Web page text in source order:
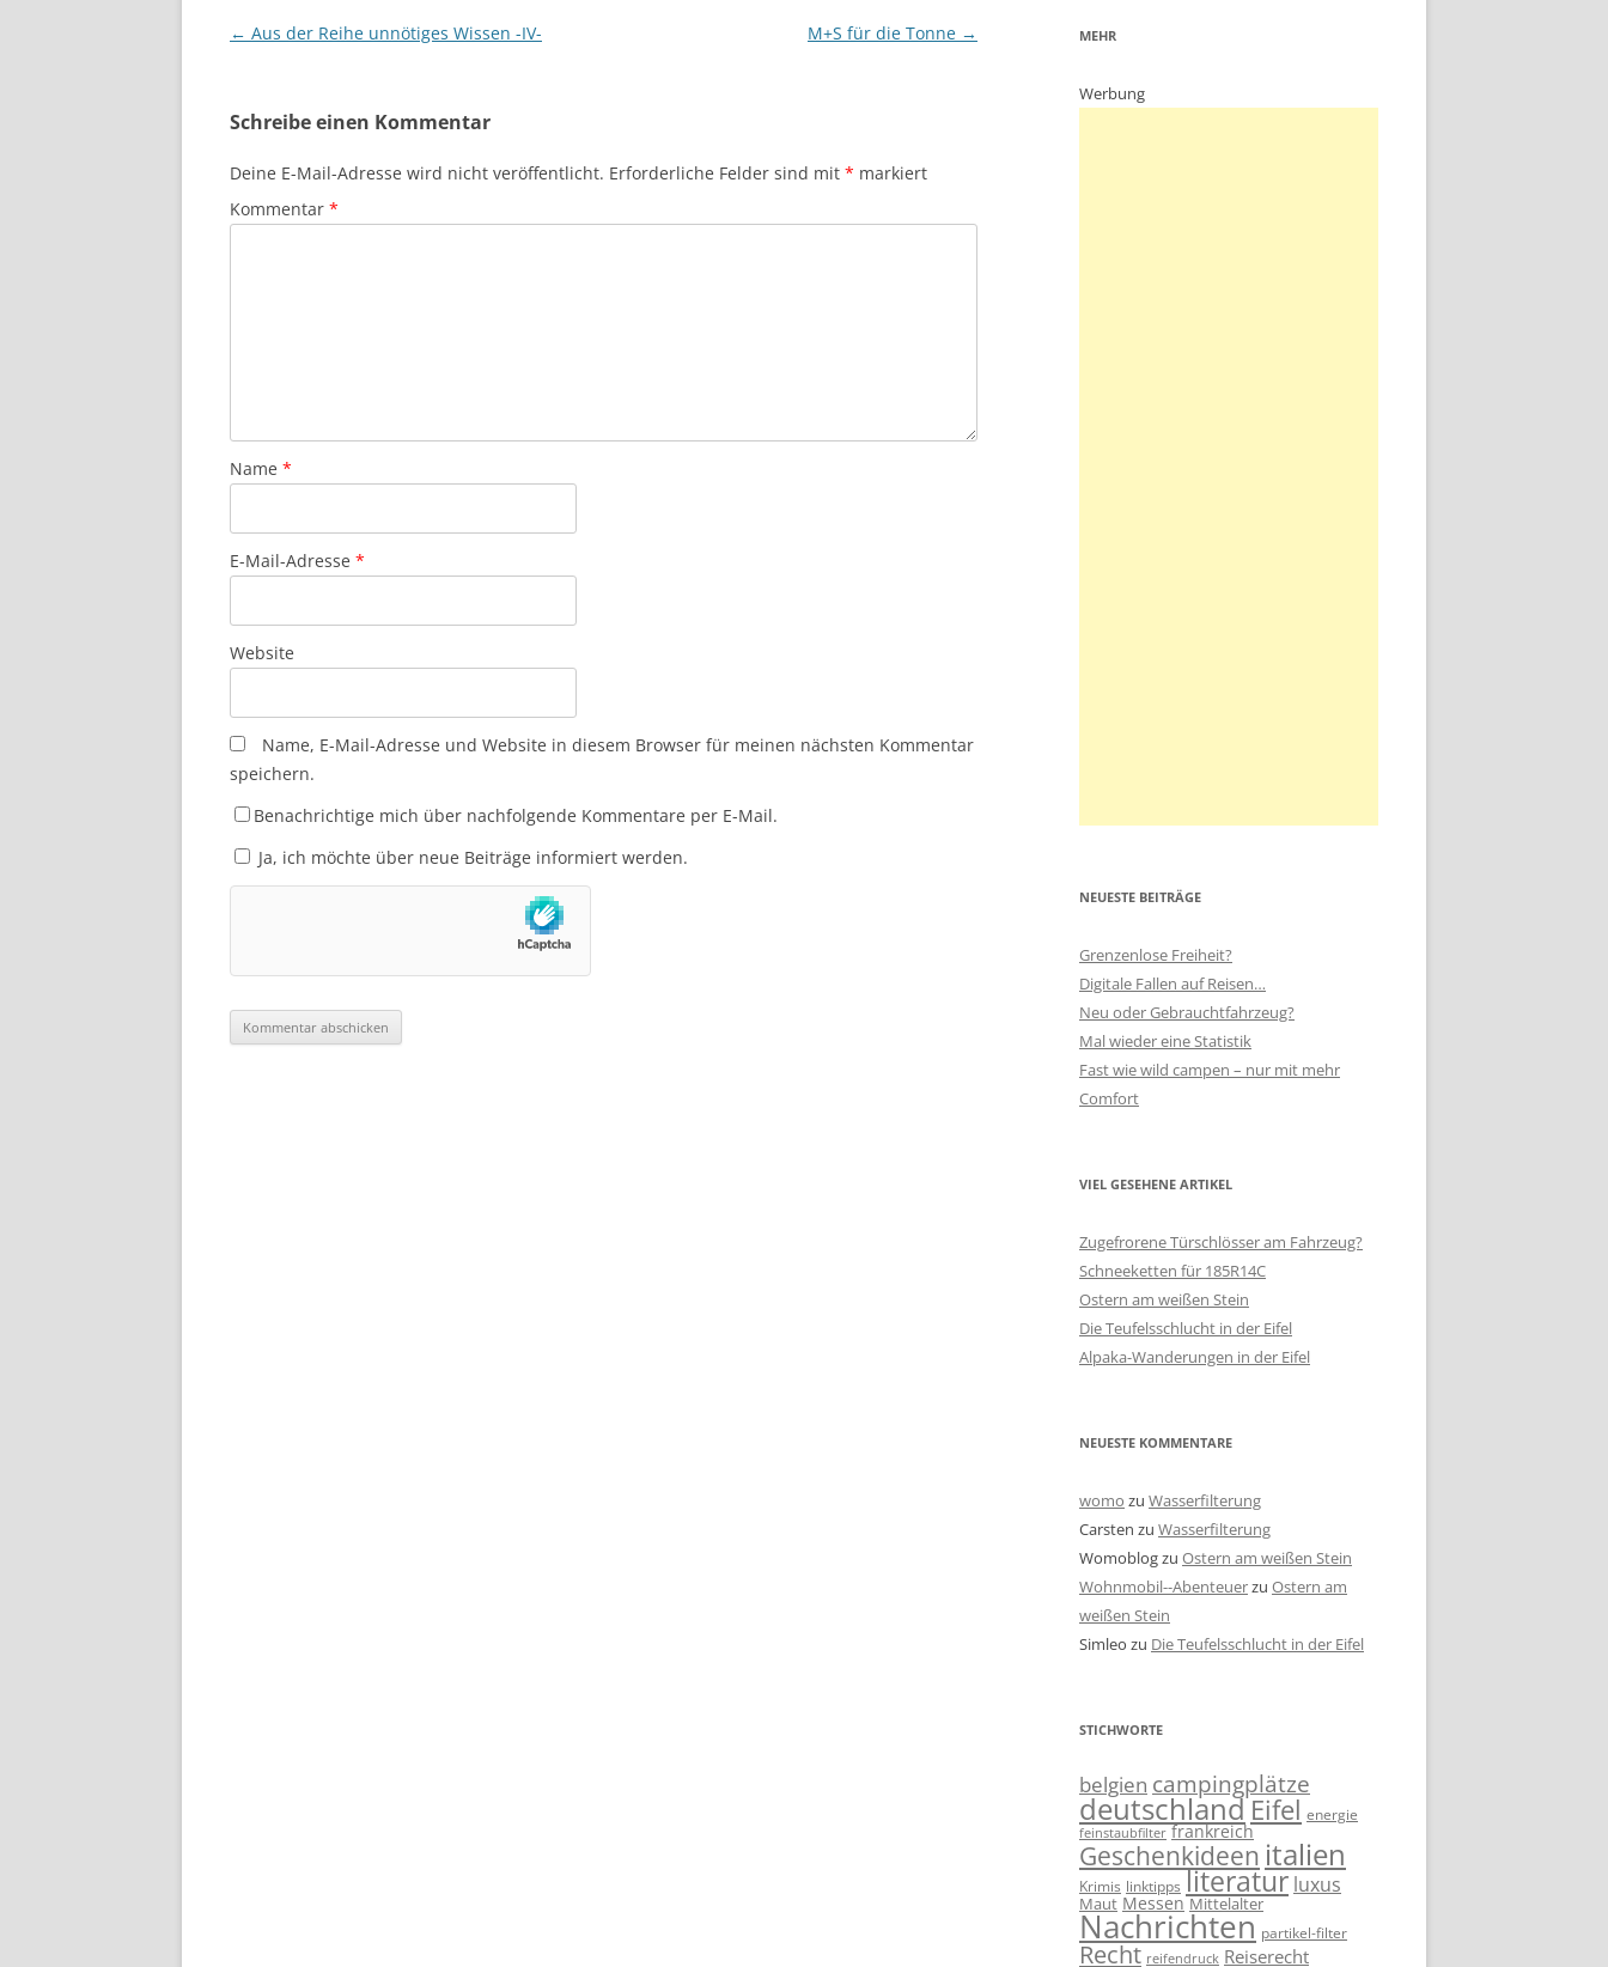
Beitragsnavigation
← Aus der Reihe unnötiges Wissen -IV- M+S für die Tonne →
Schreibe einen Kommentar
Deine E-Mail-Adresse wird nicht veröffentlicht. Erforderliche Felder sind mit * markiert
Kommentar *
Name *
E-Mail-Adresse *
Website
Name, E-Mail-Adresse und Website in diesem Browser für meinen nächsten Kommentar
speichern.
Benachrichtige mich über nachfolgende Kommentare per E-Mail.
Ja, ich möchte über neue Beiträge informiert werden.
MEHR
Werbung
NEUESTE BEITRÄGE
Grenzenlose Freiheit?
Digitale Fallen auf Reisen…
Neu oder Gebrauchtfahrzeug?
Mal wieder eine Statistik
Fast wie wild campen – nur mit mehr
Comfort
VIEL GESEHENE ARTIKEL
Zugefrorene Türschlösser am Fahrzeug?
Schneeketten für 185R14C
Ostern am weißen Stein
Die Teufelsschlucht in der Eifel
Alpaka-Wanderungen in der Eifel
NEUESTE KOMMENTARE
womo zu Wasserfilterung
Carsten zu Wasserfilterung
Womoblogzu Ostern am weißen Stein
Wohnmobil--Abenteuerzu Ostern am
weißen Stein
Simleo zu Die Teufelsschlucht in der Eifel
STICHWORTE
belgien campingplätze
deutschland Eifel energie
feinstaubfilter frankreich
Geschenkideen italien
Krimis linktipps literatur luxus
Maut Messen Mittelalter
Nachrichten partikel-filter
Recht reifendruck Reiserecht